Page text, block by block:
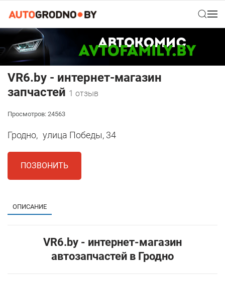
VR6.by - интернет-магазин
запчастей 1 отзыв
Просмотров: 24563
Гродно, улица Победы, 34
ПОЗВОНИТЬ
ОПИСАНИЕ
VR6.by - интернет-магазин
автозапчастей в Гродно